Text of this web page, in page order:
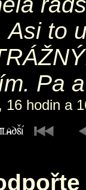
Asi to
Pa
hodin a